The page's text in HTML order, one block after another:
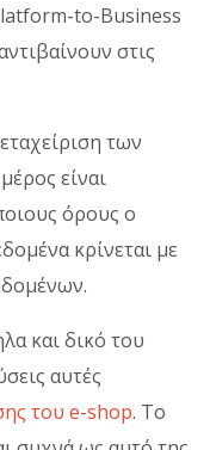
to-Business
στις
των
είναι
όρους ο
κρίνεται με
και δικό του
αυτές
του e-shop. Το